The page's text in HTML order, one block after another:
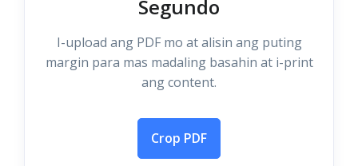
Segundo
I-upload ang PDF mo at alisin ang puting
margin para mas madaling basahin at i-print
ang content.
Crop PDF